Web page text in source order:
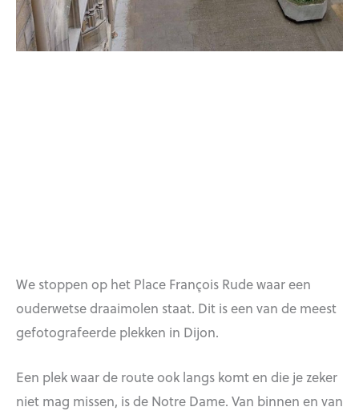
We stoppen op het Place François Rude waar een
ouderwetse draaimolen staat. Dit is een van de meest
gefotografeerde plekken in Dijon.
Een plek waar de route ook langs komt en die je zeker
niet mag missen, is de Notre Dame. Van binnen en van